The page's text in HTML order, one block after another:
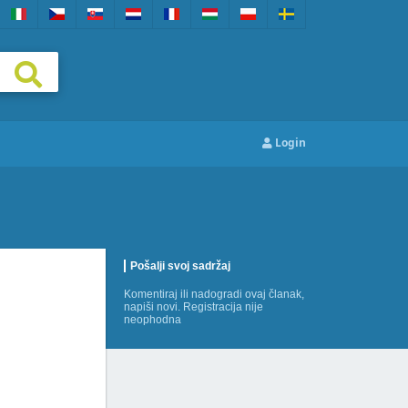
Login
Pošalji svoj sadržaj
Komentiraj ili nadogradi ovaj članak,
napiši novi. Registracija nije
neophodna